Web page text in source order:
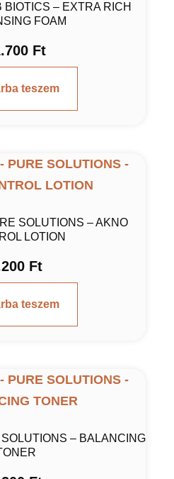
BIOTICS – EXTRA RICH
FOAM
Ft
teszem
SOLUTIONS – AKNO
LOTION
Ft
teszem
– BALANCING